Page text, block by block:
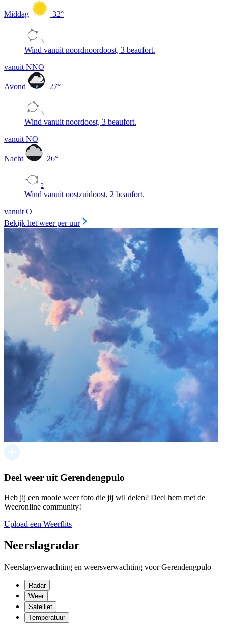
Middag 32°
3
Wind vanuit noordnoordoost, 3 beaufort.
vanuit NNO
Avond 27°
3
Wind vanuit noordoost, 3 beaufort.
vanuit NO
Nacht 26°
2
Wind vanuit oostzuidoost, 2 beaufort.
vanuit O
Bekijk het weer per uur
Deel weer uit Gerendengpulo
Heb jij een mooie weer foto die jij wil delen? Deel hem met de
Weeronline community!
Upload een Weerflits
Neerslagradar
Neerslagverwachting en weersverwachting voor Gerendengpulo
Radar
Weer
Satelliet
Temperatuur